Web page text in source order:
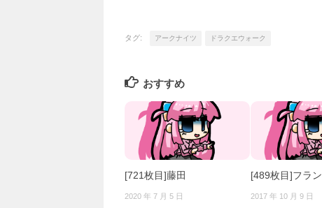
タグ: アークナイツ ドラクエウォーク
おすすめ
[721枚目]藤田
2020 年 7 月 5 日
[489枚目]フラン
2017 年 10 月 9 日